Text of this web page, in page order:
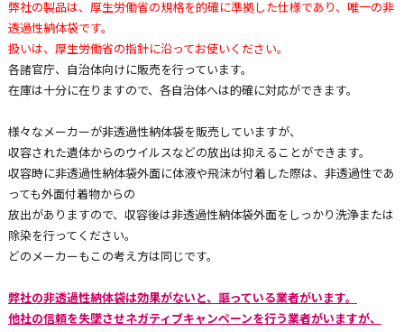
弊社の製品は、厚生労働省の規格を的確に準拠した仕様であり、唯一の非
透過性納体袋です。
扱いは、厚生労働省の指針に沿ってお使いください。
各諸官庁、自治体向けに販売を行っています。
在庫は十分に在りますので、各自治体へは的確に対応ができます。
様々なメーカーが非透過性納体袋を販売していますが、
収容された遺体からのウイルスなどの放出は抑えることができます。
収容時に非透過性納体袋外面に体液や飛沫が付着した際は、非透過性であ
っても外面付着物からの
放出がありますので、収容後は非透過性納体袋外面をしっかり洗浄または
除染を行ってください。
どのメーカーもこの考え方は同じです。
弊社の非透過性納体袋は効果がないと、謳っている業者がいます。
他社の信頼を失墜させネガティブキャンペーンを行う業者がいますが、